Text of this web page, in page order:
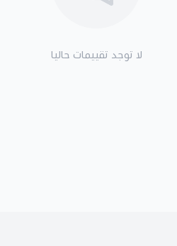
لا توجد تقييمات حاليا